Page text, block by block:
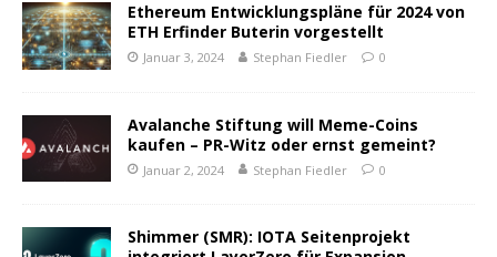
Ethereum Entwicklungspläne für 2024 von
ETH Erfinder Buterin vorgestellt
Januar 3, 2024 Stephan Fiedler 0
Avalanche Stiftung will Meme-Coins
kaufen – PR-Witz oder ernst gemeint?
Januar 2, 2024 Stephan Fiedler 0
Shimmer (SMR): IOTA Seitenprojekt